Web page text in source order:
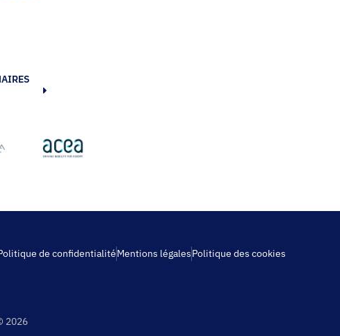
de confidentialitéMentions légalesPolitique des cookies
2026